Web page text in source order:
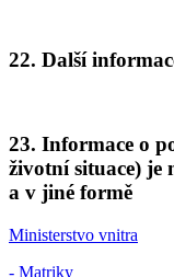
22. Další
23. Informace o
životní situace) je
a v jiné formě
Ministerstvo vnitra
- Matriky